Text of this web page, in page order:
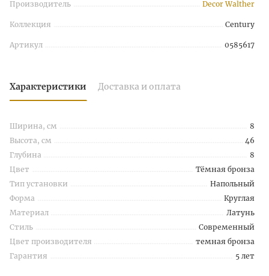
Производитель Decor Walther
Коллекция Century
Артикул 0585617
Характеристики Доставка и оплата
Ширина, см
8
Высота, см
46
Глубина
8
Цвет
Тёмная бронза
Тип установки
Напольный
Форма
Круглая
Материал
Латунь
Стиль
Современный
Цвет производителя
темная бронза
Гарантия
5 лет